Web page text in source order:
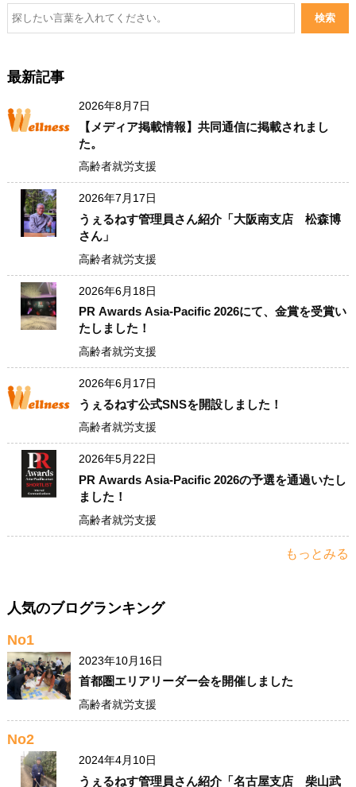
最新記事
2026年8月7日
【メディア掲載情報】共同通信に掲載されまし
た。
高齢者就労支援
2026年7月17日
うぇるねす管理員さん紹介「大阪南支店 松森博
さん」
高齢者就労支援
2026年6月18日
PR Awards Asia-Pacific 2026にて、金賞を受賞い
たしました！
高齢者就労支援
2026年6月17日
うぇるねす公式SNSを開設しました！
高齢者就労支援
2026年5月22日
PR Awards Asia-Pacific 2026の予選を通過いたし
ました！
高齢者就労支援
もっとみる
人気のブログランキング
No1
2023年10月16日
首都圏エリアリーダー会を開催しました
高齢者就労支援
No2
2024年4月10日
うぇるねす管理員さん紹介「名古屋支店 柴山武